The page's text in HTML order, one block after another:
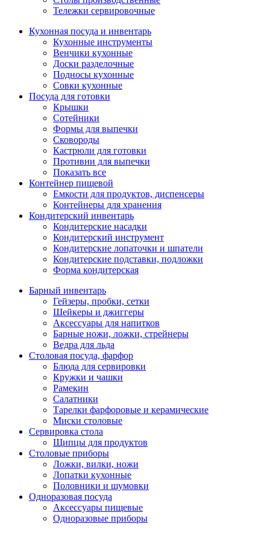
Тележки сервировочные
Кухонная посуда и инвентарь
Кухонные инструменты
Венчики кухонные
Доски разделочные
Подносы кухонные
Совки кухонные
Посуда для готовки
Крышки
Сотейники
Формы для выпечки
Сковороды
Кастрюли для готовки
Противни для выпечки
Показать все
Контейнер пищевой
Емкости для продуктов, диспенсеры
Контейнеры для хранения
Кондитерский инвентарь
Кондитерские насадки
Кондитерский инструмент
Кондитерские лопаточки и шпатели
Кондитерские подставки, подложки
Форма кондитерская
Барный инвентарь
Гейзеры, пробки, сетки
Шейкеры и джиггеры
Аксессуары для напитков
Барные ножи, ложки, стрейнеры
Ведра для льда
Столовая посуда, фарфор
Блюда для сервировки
Кружки и чашки
Рамекин
Салатники
Тарелки фарфоровые и керамические
Миски столовые
Сервировка стола
Щипцы для продуктов
Столовые приборы
Ложки, вилки, ножи
Лопатки кухонные
Половники и шумовки
Одноразовая посуда
Аксессуары пищевые
Одноразовые приборы